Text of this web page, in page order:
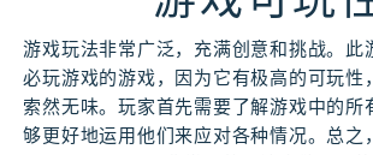
游戏玩法非常广泛，充满创意和挑战。此
必玩游戏的游戏，因为它有极高的可玩性
索然无味。玩家首先需要了解游戏中的所
够更好地运用他们来应对各种情况。总之